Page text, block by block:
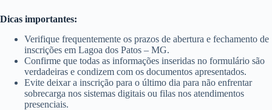
Dicas importantes:
Verifique frequentemente os prazos de abertura e fechamento de
inscrições em Lagoa dos Patos – MG.
Confirme que todas as informações inseridas no formulário são
verdadeiras e condizem com os documentos apresentados.
Evite deixar a inscrição para o último dia para não enfrentar
sobrecarga nos sistemas digitais ou filas nos atendimentos
presenciais.